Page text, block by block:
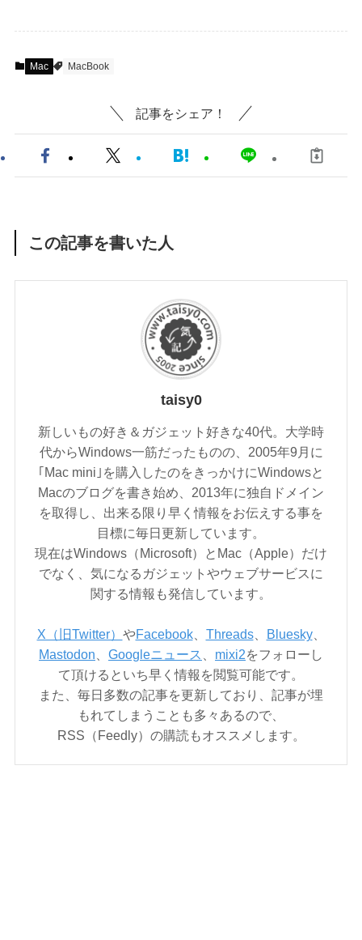
Mac MacBook
記事をシェア！
この記事を書いた人
taisy0
新しいもの好き＆ガジェット好きな40代。大学時
代からWindows一筋だったものの、2005年9月に
｢Mac mini｣を購入したのをきっかけにWindowsと
Macのブログを書き始め、2013年に独自ドメイン
を取得し、出来る限り早く情報をお伝えする事を
目標に毎日更新しています。
現在はWindows（Microsoft）とMac（Apple）だけ
でなく、気になるガジェットやウェブサービスに
関する情報も発信しています。
X（旧Twitter） やFacebook、 Threads、 Bluesky、
Mastodon
Googleニュース mixi2をフォローし
て頂けるといち早く情報を閲覧可能です。
また、毎日多数の記事を更新しており、記事が埋
もれてしまうことも多々あるので、
RSS（Feedly）の購読もオススメします。